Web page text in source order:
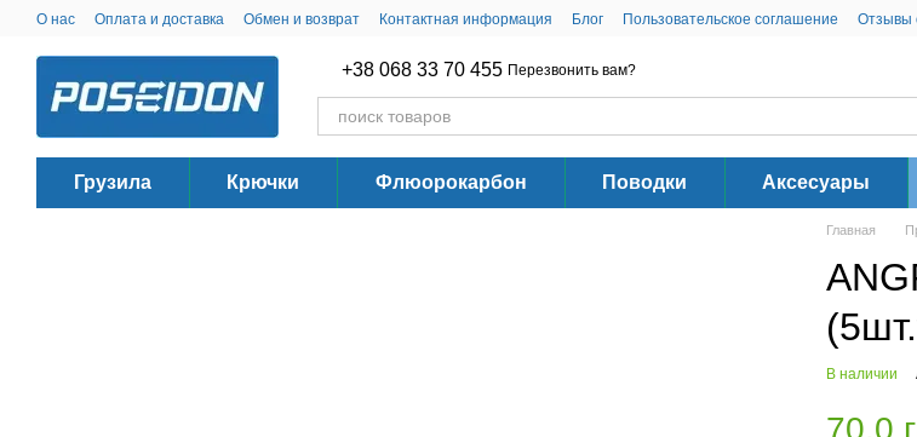
Перейти к основному контенту
О нас Оплата и доставка Обмен и возврат Контактная информация Блог Пользовательское соглашение Отзывы
+38 068 33 70 455 Перезвонить вам?
Грузила Крючки Флюорокарбон Поводки Аксесуары
Главная
В наличии
70.0